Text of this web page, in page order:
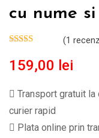
cu nume
(1
159,00 lei
Transport gratuit la
curier rapid
Plata online prin